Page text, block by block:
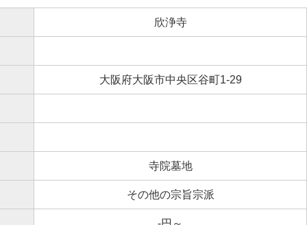
欣浄寺
大阪府大阪市中央区谷町1-29
寺院墓地
その他の宗旨宗派